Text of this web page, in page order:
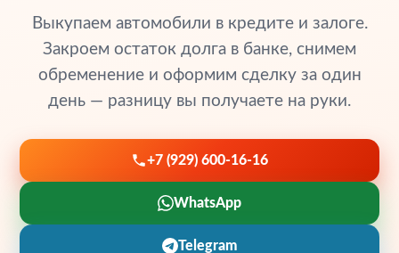
Выкупаем автомобили в кредите и залоге.
Закроем остаток долга в банке, снимем
обременение и оформим сделку за один
день — разницу вы получаете на руки.
+7 (929) 600-16-16
WhatsApp
Telegram